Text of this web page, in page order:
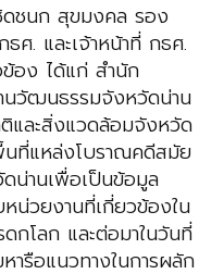
ชนก สุขมงคล รอง
ศ. และเจ้าหน้าที่ กธศ.
อง ได้แก่ สำนัก
นวัฒนธรรมจังหวัดน่าน
และสิ่งแวดล้อมจังหวัด
นที่แหล่งโบราณคดีสมัย
น่านเพื่อเป็นข้อมูล
น่วยงานที่เกี่ยวข้องใน
กโลก และต่อมาในวันที่
ารือแนวทางในการผลัก